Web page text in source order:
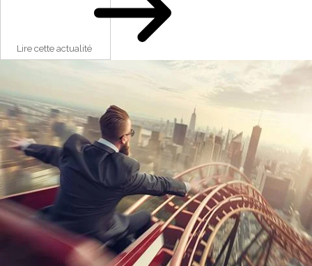
Lire cette actualité